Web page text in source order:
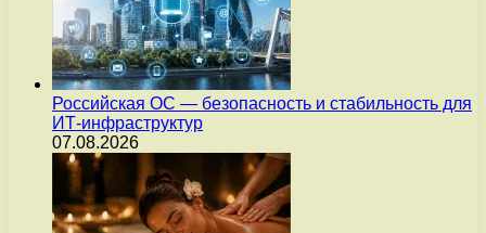
Российская ОС — безопасность и стабильность для
ИТ-инфраструктур
07.08.2026